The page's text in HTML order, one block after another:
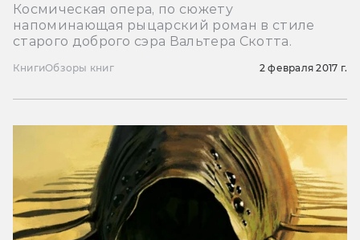
Космическая опера, по сюжету
напоминающая рыцарский роман в стиле
старого доброго сэра Вальтера Скотта.
КнигиОбзоры книг 2 февраля 2017 г.